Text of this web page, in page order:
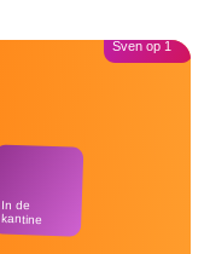
In de
kantine
Sven op 1